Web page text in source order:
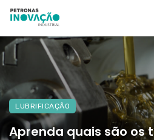
LUBRIFICAÇÃO
Aprenda quais são os